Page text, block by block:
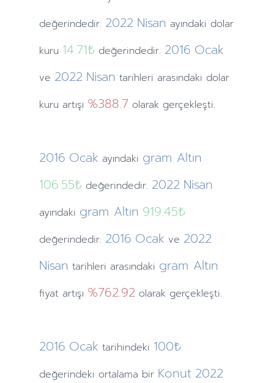
değerindedir. 2022 Nisan ayındaki dolar
kuru 14.71₺değerindedir. 2016 Ocak
ve 2022 Nisan tarihleri arasındaki dolar
kuru artışı %388.7 olarak gerçekleşti.
2016 Ocak ayındaki gram Altın
106.55₺değerindedir. 2022 Nisan
ayındaki gram Altın 919.45₺
değerindedir. 2016 Ocak ve 2022
Nisan tarihleri arasındaki gram Altın
fiyat artışı %762.92olarak gerçekleşti.
2016 Ocak tarihindeki 100₺
değerindeki ortalama bir Konut 2022